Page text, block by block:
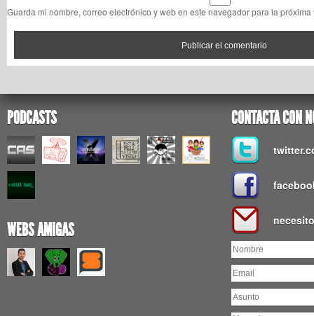
Guarda mi nombre, correo electrónico y web en este navegador para la
PODCASTS
WEBS AMIGAS
CONTACTA CON